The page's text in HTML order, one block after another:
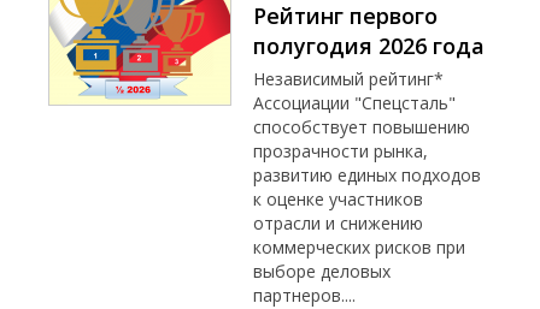
Рейтинг первого
полугодия 2026 года
Независимый рейтинг*
Ассоциации "Спецсталь"
способствует повышению
прозрачности рынка,
развитию единых подходов
к оценке участников
отрасли и снижению
коммерческих рисков при
выборе деловых
партнеров....